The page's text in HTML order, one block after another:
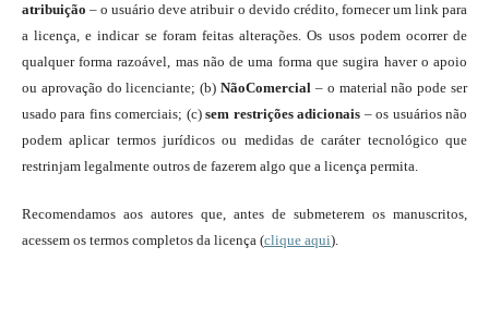
atribuição – o usuário deve atribuir o devido crédito, fornecer um link para
a licença, e indicar se foram feitas alterações. Os usos podem ocorrer de
qualquer forma razoável, mas não de uma forma que sugira haver o apoio
ou aprovação do licenciante; (b)NãoComercial – o material não pode ser
usado para fins comerciais; (c)sem restrições adicionais – os usuários não
podem aplicar termos jurídicos ou medidas de caráter tecnológico que
restrinjam legalmente outros de fazerem algo que a licença permita.
Recomendamos aos autores que, antes de submeterem os manuscritos,
acessem os termos completos da licença (clique aqui).